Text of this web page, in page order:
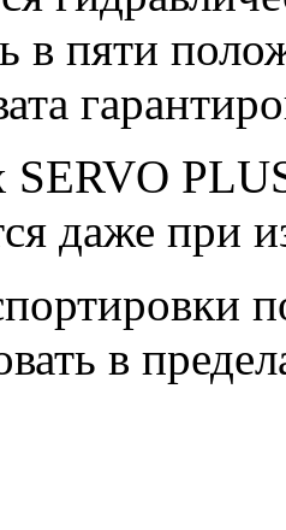
в пяти
SERVO
даже при
в